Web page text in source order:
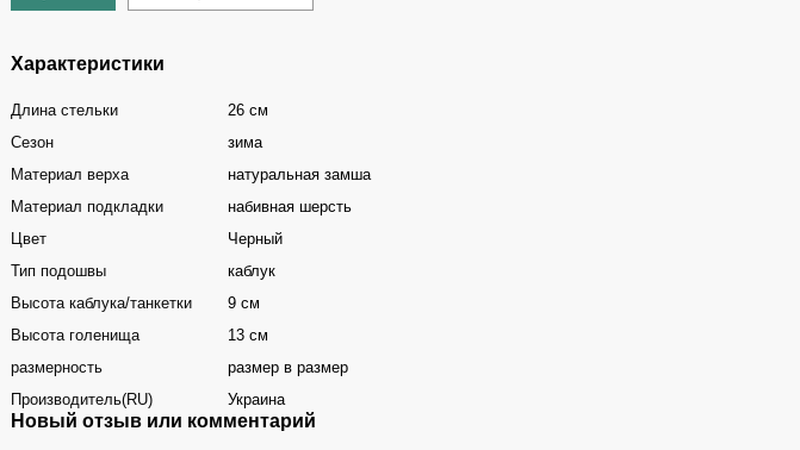
Характеристики
Длина стельки
26 см
Сезон
зима
Материал верха
натуральная замша
Материал подкладки
набивная шерсть
Цвет
Черный
Тип подошвы
каблук
Высота каблука/танкетки
9 см
Высота голенища
13 см
размерность
размер в размер
Производитель(RU)
Украина
Новый отзыв или комментарий